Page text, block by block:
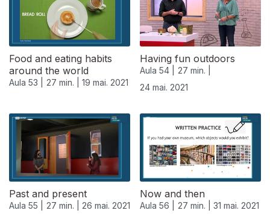
Food and eating habits
around the world
Aula 53 | 27 min. | 19 mai. 2021
Having fun outdoors
Aula 54 |
27 min. |
24 mai. 2021
Past and present
Aula 55 | 27 min. | 26 mai. 2021
Now and then
Aula 56 | 27 min. | 31 mai. 2021